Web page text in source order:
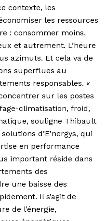
contexte, les
les ressources
: consommer moins,
et autrement. L’heure
azimuts. Et cela va de
superflues au
responsables. «
sur les postes
climatisation, froid,
souligne Thibault
d’E’nergys, qui
en performance
important réside dans
des
une baisse des
Il s’agit de
de l’énergie,